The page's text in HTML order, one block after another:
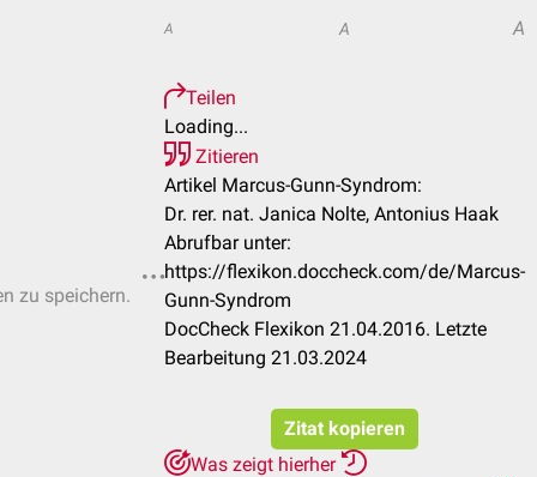
zu speichern.
A A A
Teilen
Loading...
Zitieren
Artikel Marcus-Gunn-Syndrom:
Dr. rer. nat. Janica Nolte, Antonius Haak
Abrufbar unter:
https://flexikon.doccheck.com/de/Marcus-
Gunn-Syndrom
DocCheck Flexikon 21.04.2016. Letzte
Bearbeitung 21.03.2024
Zitat kopieren
Was zeigt hierher